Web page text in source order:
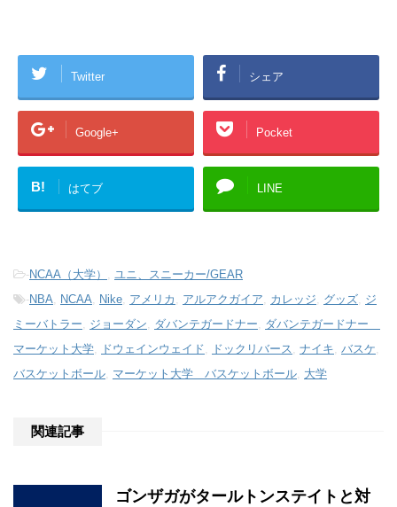
Twitter シェア
Google+ Pocket
B! はてブ LINE
-NCAA（大学） , ユニ、スニーカー/GEAR
-NBA, NCAA, Nike, アメリカ , アルアクガイア, カレッジ, グッズ, ジ
ミーバトラー, ジョーダン, ダバンテガードナー, ダバンテガードナー
マーケット大学, ドウェインウェイド, ドックリバース, ナイキ, バスケ,
バスケットボール, マーケット大学 バスケットボール, 大学
関連記事
ゴンザガがタールトンステイトと対